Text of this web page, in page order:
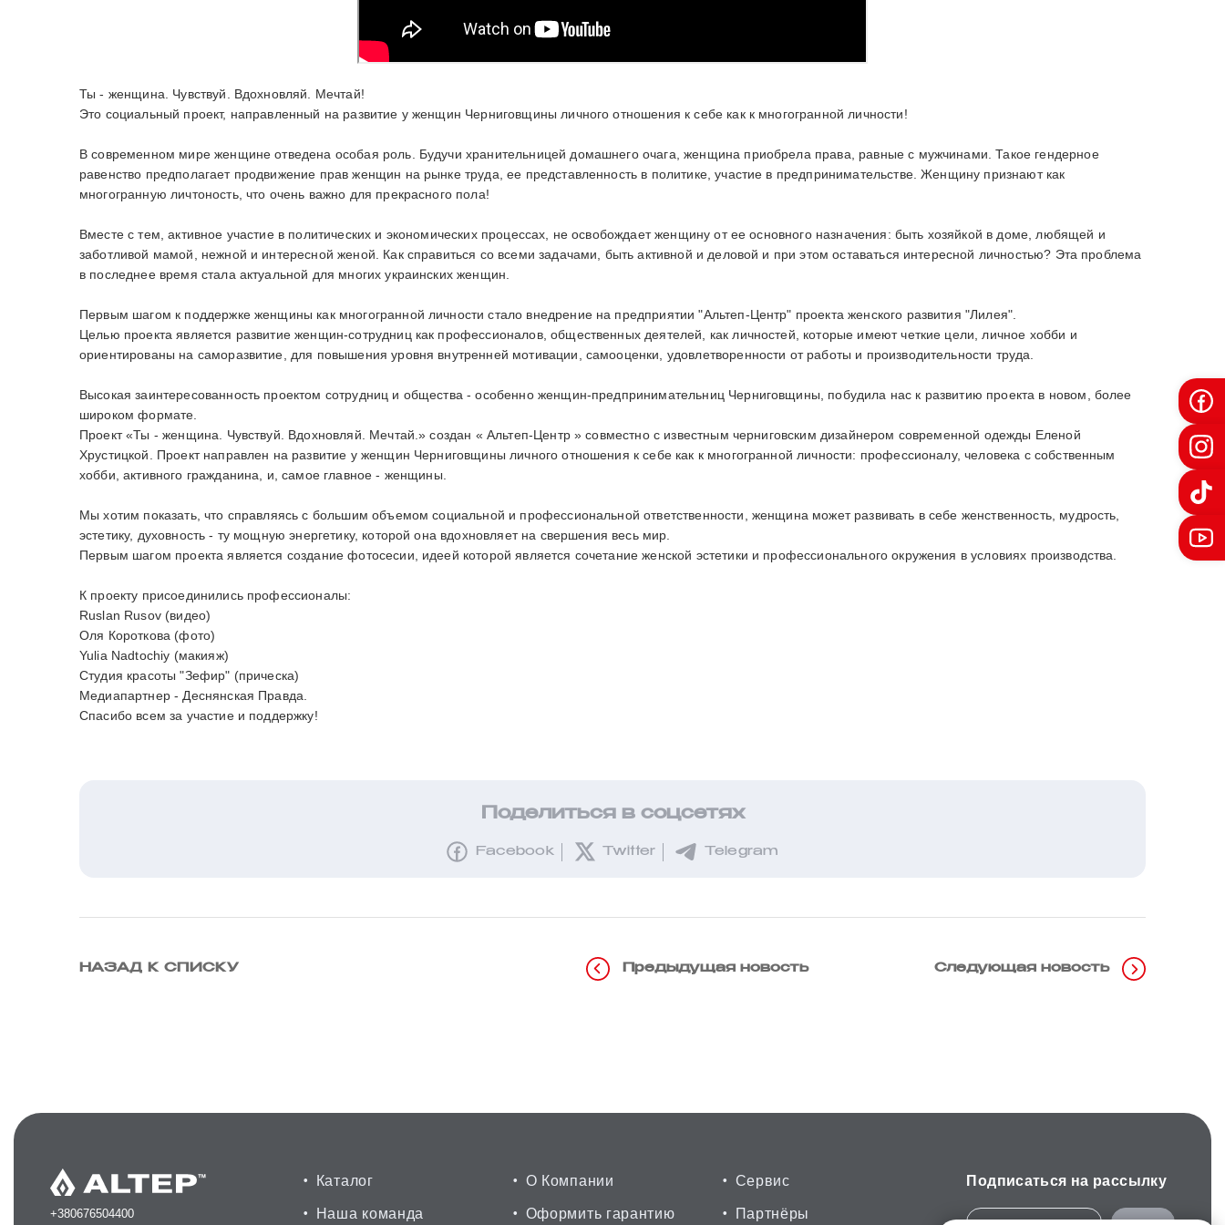
Ты - женщина. Чувствуй. Вдохновляй. Мечтай!
Это социальный проект, направленный на развитие у женщин Черниговщины личного отношения к себе как к многогранной личности!
В современном мире женщине отведена особая роль. Будучи хранительницей домашнего очага, женщина приобрела права, равные с мужчинами. Такое гендерное
равенство предполагает продвижение прав женщин на рынке труда, ее представленность в политике, участие в предпринимательстве. Женщину признают как
многогранную личтоность, что очень важно для прекрасного пола!
Вместе с тем, активное участие в политических и экономических процессах, не освобождает женщину от ее основного назначения: быть хозяйкой в доме, любящей и
заботливой мамой, нежной и интересной женой. Как справиться со всеми задачами, быть активной и деловой и при этом оставаться интересной личностью? Эта проблема
в последнее время стала актуальной для многих украинских женщин.
Первым шагом к поддержке женщины как многогранной личности стало внедрение на предприятии "Альтеп-Центр" проекта женского развития "Лилея".
Целью проекта является развитие женщин-сотрудниц как профессионалов, общественных деятелей, как личностей, которые имеют четкие цели, личное хобби и
ориентированы на саморазвитие, для повышения уровня внутренней мотивации, самооценки, удовлетворенности от работы и производительности труда.
Высокая заинтересованность проектом сотрудниц и общества - особенно женщин-предпринимательниц Черниговщины, побудила нас к развитию проекта в новом, более
широком формате.
Проект «Ты - женщина. Чувствуй. Вдохновляй. Мечтай.» создан « Альтеп-Центр » совместно с известным черниговским дизайнером современной одежды Еленой
Хрустицкой. Проект направлен на развитие у женщин Черниговщины личного отношения к себе как к многогранной личности: профессионалу, человека с собственным
хобби, активного гражданина, и, самое главное - женщины.
Мы хотим показать, что справляясь с большим объемом социальной и профессиональной ответственности, женщина может развивать в себе женственность, мудрость,
эстетику, духовность - ту мощную энергетику, которой она вдохновляет на свершения весь мир.
Первым шагом проекта является создание фотосесии, идеей которой является сочетание женской эстетики и профессионального окружения в условиях производства.
К проекту присоединились профессионалы:
Ruslan Rusov (видео)
Оля Короткова (фото)
Yulia Nadtochiy (макияж)
Студия красоты "Зефир" (прическа)
Медиапартнер - Деснянская Правда.
Спасибо всем за участие и поддержку!
Поделиться в соцсетях
Facebook Twitter Telegram
НАЗАД К СПИСКУ Предыдущая новость Следующая новость
+380676504400
Каталог О Компании Сервис
Наша команда Оформить гарантию Партнёры
Подписаться на рассылку